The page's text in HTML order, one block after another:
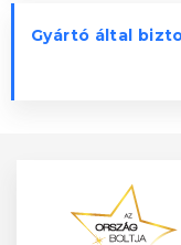
Gyártó által